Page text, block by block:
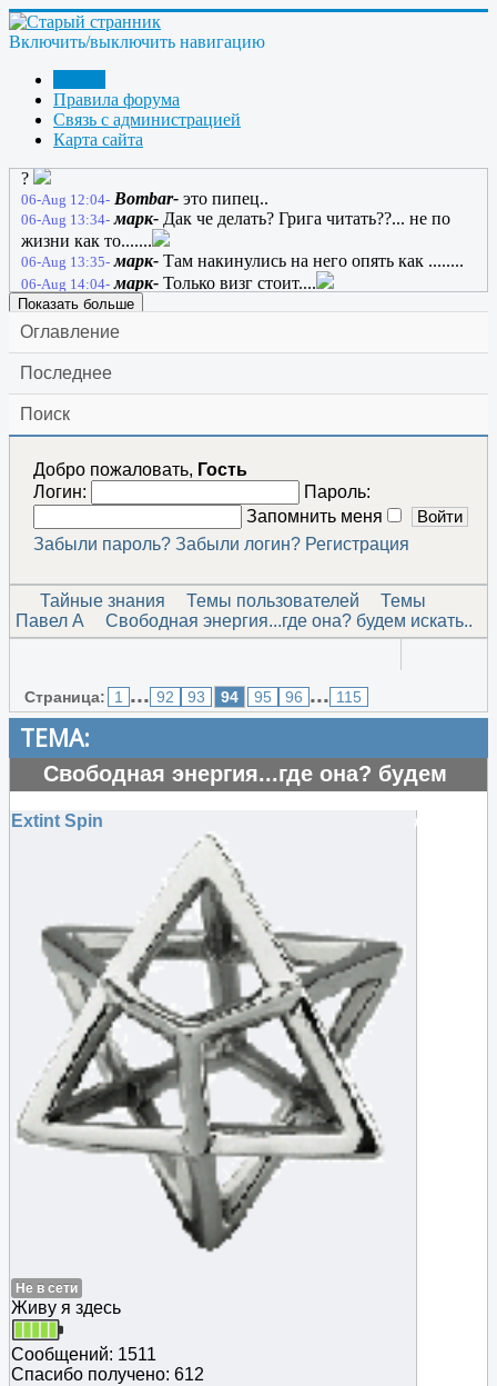
Включить/выключить навигацию
Правила форума
Связь с администрацией
Карта сайта
05-Aug 20:41- anatol130164-А, ну тогда ладно... Этот сайт
будет жить вечно
05-Aug 20:44- anatol130164-Жил себе один сайт, и звали его
- Странник-2; и жил он вечно
05-Aug 21:06- марк-
06-Aug 05:30- марк- добро в хату...
06-Aug 08:43- марк-
?
06-Aug 12:04- Bombar- это пипец..
06-Aug 13:34- марк- Дак че делать? Грига читать??... не по
жизни как то.......
06-Aug 13:35- марк- Там накинулись на него опять как ........
06-Aug 14:04- марк- Только визг стоит....
Показать больше
Оглавление
Последнее
Поиск
Добро пожаловать, Гость
Логин:
Пароль:
Запомнить меня
Забыли пароль? Забыли логин? Регистрация
Тайные знания Темы пользователей
Темы
Павел А
Свободная энергия...где она? будем искать..
Страница: 1 ... 92 93 94 95 96 ... 115
ТЕМА:
Свободная энергия...где она? будем
искать..
#122832
Extint Spin
Не в сети
Живу я здесь
Сообщений: 1511
Спасибо получено: 612